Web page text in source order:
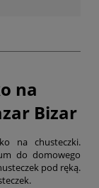
na
Bizar
na chusteczki.
do domowego
pod ręką.